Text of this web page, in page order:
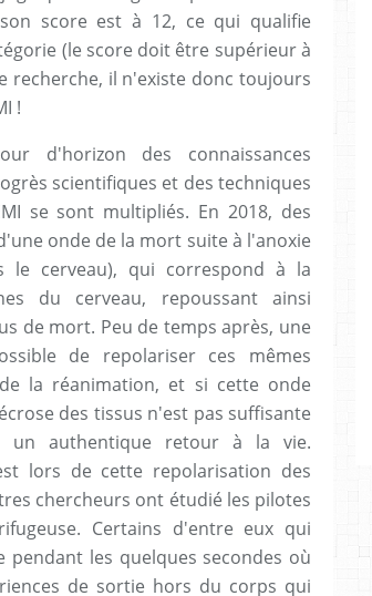
score est à 12, ce qui qualifie
(le score doit être supérieur à
recherche, il n'existe donc toujours
!
d'horizon des connaissances
scientifiques et des techniques
se sont multipliés. En 2018, des
onde de la mort suite à l'anoxie
le cerveau), qui correspond à la
du cerveau, repoussant ainsi
de mort. Peu de temps après, une
de repolariser ces mêmes
la réanimation, et si cette onde
des tissus n'est pas suffisante
un authentique retour à la vie.
lors de cette repolarisation des
chercheurs ont étudié les pilotes
Certains d'entre eux qui
les quelques secondes où
de sortie hors du corps qui